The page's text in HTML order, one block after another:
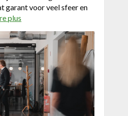
t
p
a
a
t
s
e
n
garant voor veel sfeer en
plus
o
u
t
B
a
c
k